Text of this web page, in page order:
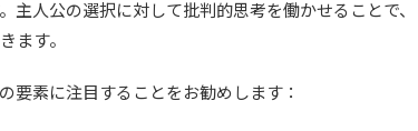
主人公の選択に対して批判的思考を働かせることで、
ます。
要素に注目することをお勧めします：